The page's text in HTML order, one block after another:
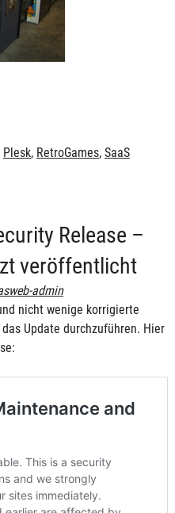
Plesk, RetroGames, SaaS
Release –
veröffentlicht
admin
nicht wenige korrigierte
Update durchzuführen. Hier